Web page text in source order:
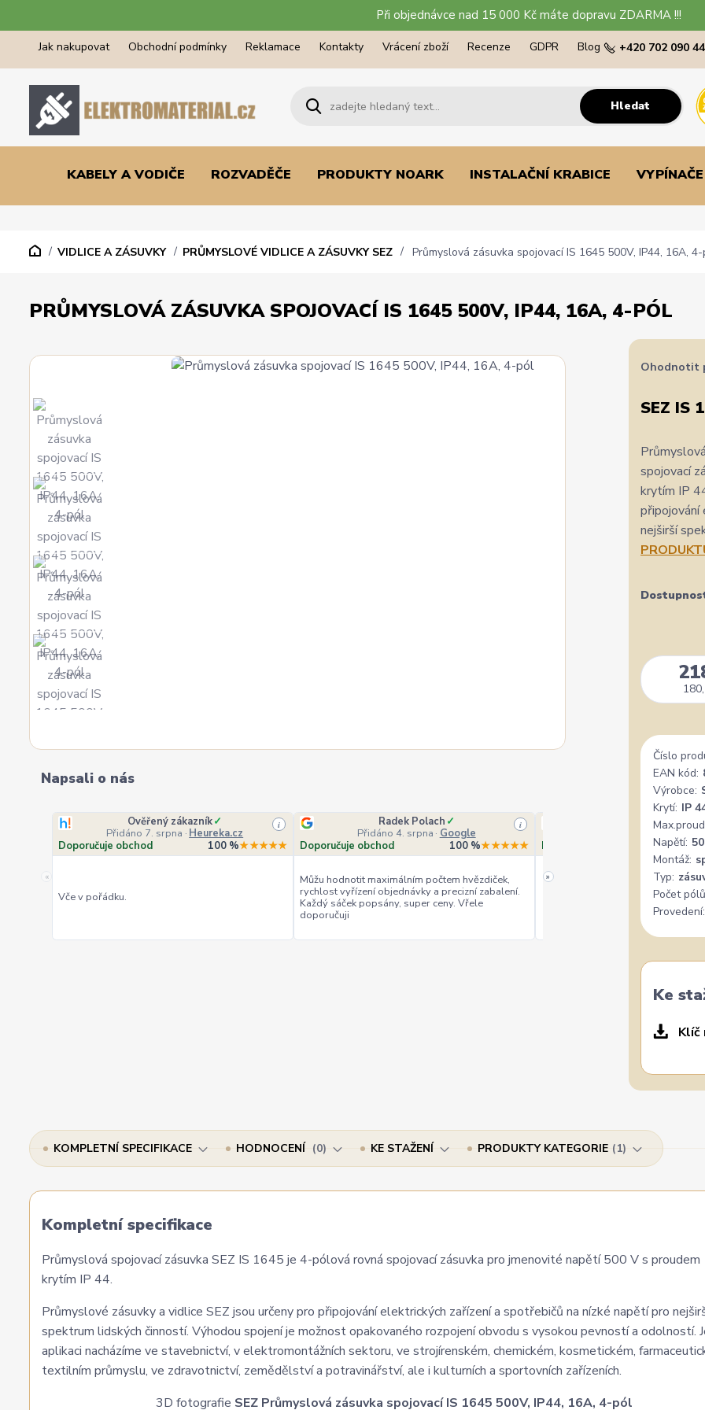
Při objednávce nad 15 000 Kč máte dopravu ZDARMA !!!
Jak nakupovat Obchodní podmínky Reklamace Kontakty Vrácení zboží Recenze GDPR Blog
Hledat
+420 702 090
KABELY A VODIČE ROZVADĚČE PRODUKTY NOARK INSTALAČNÍ KRABICE
VIDLICE A ZÁSUVKY PRŮMYSLOVÉ VIDLICE A ZÁSUVKY SEZ Průmyslová zásuvka spojovací IS 1645 500V, IP44, 16A,
PRŮMYSLOVÁ ZÁSUVKA SPOJOVACÍ IS 1645 500V, IP44, 16A, 4-PÓL
Napsali o nás
«
Ověřený zákazník✓
Přidáno 7. srpna · Heureka.cz
i
Doporučuje obchod 100 %★★★★★
Vče v pořádku.
Radek Polach ✓
Přidáno 4. srpna · Google
i
Doporučuje obchod 100 %★★★★★
Můžu hodnotit maximálním počtem hvězdiček,
rychlost vyřízení objednávky a precizní zabalení.
Každý sáček popsány, super ceny. Vřele
doporučuji
Ověřený zákazník✓
Přidáno 4. srpna·
Doporučuje obchod
+ ceny
»
Ohodnotit
SEZ IS
spojovací
krytím IP
připojování
nejširší
Číslo
EAN kód:
Výrobce:
Krytí: IP
Napětí:
Montáž:
Typ:
Počet
Provedení:
Ke
Klíč
KOMPLETNÍ SPECIFIKACE HODNOCENÍ 0 KE STAŽENÍ PRODUKTY KATEGORIE 1
Kompletní specifikace
Průmyslová spojovací zásuvka SEZ IS 1645 je 4-pólová rovná spojovací zásuvka pro jmenovité napětí 500 V s proudem
krytím IP 44.
Průmyslové zásuvky a vidlice SEZ jsou určeny pro připojování elektrických zařízení a spotřebičů na nízké napětí pro
spektrum lidských činností. Výhodou spojení je možnost opakovaného rozpojení obvodu s vysokou pevností a odolností.
aplikaci nacházíme ve stavebnictví, v elektromontážních sektoru, ve strojírenském, chemickém, kosmetickém,
textilním průmyslu, ve zdravotnictví, zemědělství a potravinářství, ale i kulturních a sportovních zařízeních.
3D fotografie SEZ Průmyslová zásuvka spojovací IS 1645 500V, IP44, 16A, 4-pól